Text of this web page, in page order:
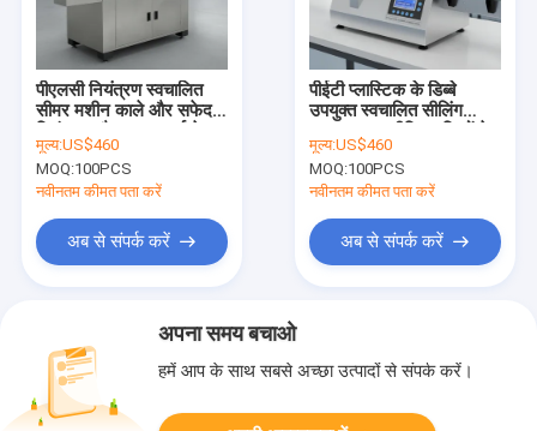
पीएलसी नियंत्रण स्वचालित
सीमर मशीन काले और सफेद
साथ डिजाइन पैकेजिंग सुरक्षा में
वृद्धि
मूल्य:US$460
MOQ:100PCS
नवीनतम कीमत पता करें
अब से संपर्क करें
पीईटी प्लास्टिक के डिब्बे
उपयुक्त स्वचालित सीलिंग
लिए स्वचालित संचालन प्रदान
करना सीलिंग आवश्यकताएं
मूल्य:US$460
MOQ:100PCS
नवीनतम कीमत पता करें
अब से संपर्क करें
अपना समय बचाओ
हमें आप के साथ सबसे अच्छा उत्पादों से संपर्क करें।